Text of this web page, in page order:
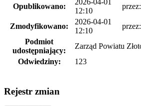
Opublikowano:
2026-04-01
12:10
przez:
Zmodyfikowano:
2026-04-01
12:10
przez:
Podmiot
udostępniający:
Zarząd Powiatu
Odwiedziny:
123
Rejestr zmian